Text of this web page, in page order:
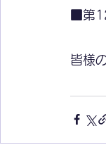
■第
皆様